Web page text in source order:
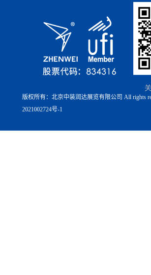
版权所有：北京中装润达展览有限公司 All rights
2021002724号-1